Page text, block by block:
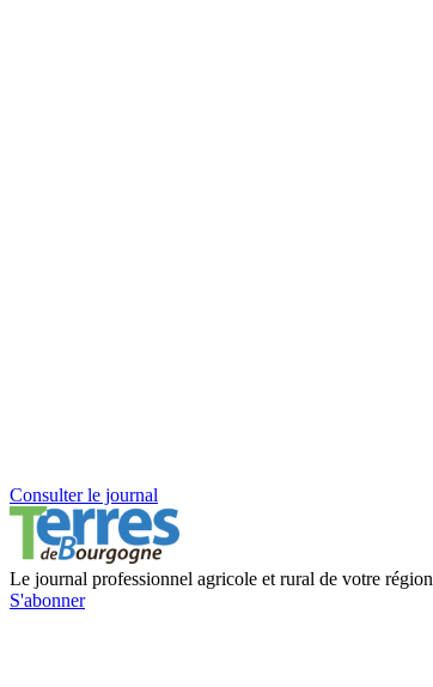
Consulter le journal
Le journal professionnel agricole et rural de votre région
S'abonner